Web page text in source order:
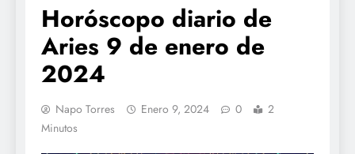
Horóscopo diario de
Aries 9 de enero de
2024
Napo Torres Enero 9, 2024 0
2
Minutos